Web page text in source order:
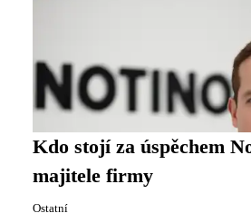
Kdo stojí za úspěchem
majitele firmy
Ostatní